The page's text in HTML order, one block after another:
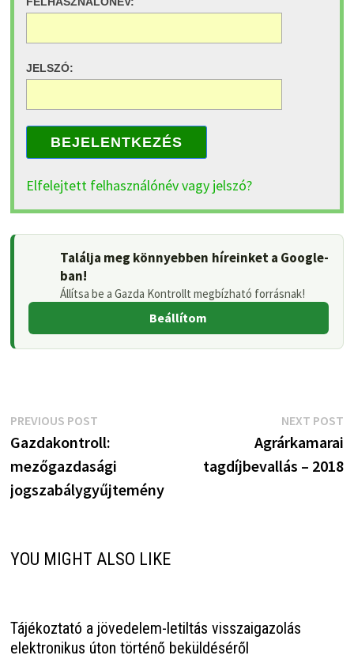
JELSZÓ:
BEJELENTKEZÉS
Elfelejtett felhasználónév vagy jelszó?
Találja meg könnyebben híreinket a Google-
ban!
Állítsa be a Gazda Kontrollt megbízható forrásnak!
Beállítom
Bejegyzés
navigáció
PREVIOUS POSTPrevious
post:
Gazdakontroll:
mezőgazdasági
jogszabálygyűjtemény
NEXT POST
Agrárkamarai
tagdíjbevallás – 2018
YOU MIGHT ALSO LIKE
Tájékoztató a jövedelem-letiltás visszaigazolás
elektronikus úton történő beküldéséről